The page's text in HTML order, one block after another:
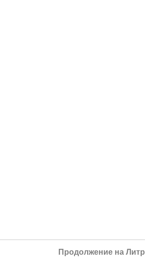
Продолжение на